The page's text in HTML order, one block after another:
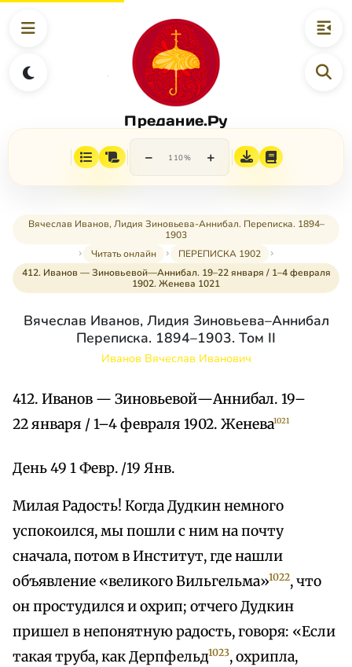
Предание.Ру
− 110% +
Вячеслав Иванов, Лидия Зиновьева-Аннибал. Переписка. 1894–
1903
Читать онлайн
ПЕРЕПИСКА 1902
412. Иванов — Зиновьевой—Аннибал. 19–22 января / 1–4 февраля
1902. Женева 1021
Вячеслав Иванов, Лидия Зиновьева–Аннибал
Переписка. 1894–1903. Том II
Иванов Вячеслав Иванович
412. Иванов — Зиновьевой—Аннибал. 19–
22 января / 1–4 февраля 1902. Женева1021
День 49 1 Февр. /19 Янв.
Милая Радость! Когда Дудкин немного
успокоился, мы пошли с ним на почту
сначала, потом в Институт, где нашли
объявление «великого Вильгельма»1022, что
он простудился и охрип; отчего Дудкин
пришел в непонятную радость, говоря: «Если
такая труба, как Дерпфельд1023, охрипла,